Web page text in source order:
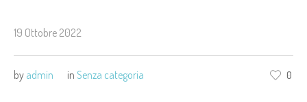
19 Ottobre 2022
by admin in Senza categoria 0